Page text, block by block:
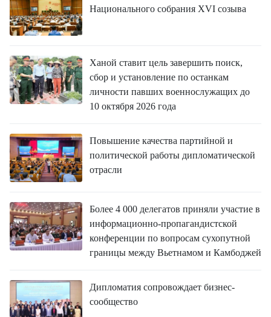
Национального собрания XVI созыва
Ханой ставит цель завершить поиск,
сбор и установление по останкам
личности павших военнослужащих до
10 октября 2026 года
Повышение качества партийной и
политической работы дипломатической
отрасли
Более 4 000 делегатов приняли участие в
информационно-пропагандистской
конференции по вопросам сухопутной
границы между Вьетнамом и Камбоджей
Дипломатия сопровождает бизнес-
сообщество